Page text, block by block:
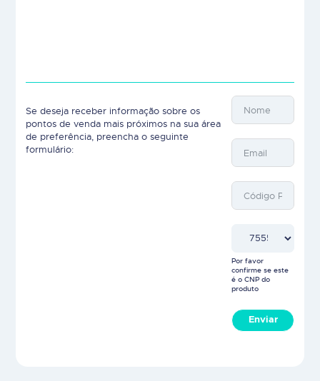
Se deseja receber informação sobre os
pontos de venda mais próximos na sua área
de preferência, preencha o seguinte
formulário:
Por favor
confirme se este
é o CNP do
produto
Enviar